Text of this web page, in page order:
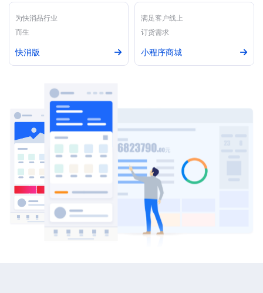
为快消品行业
而生
快消版
满足客户线上
订货需求
小程序商城